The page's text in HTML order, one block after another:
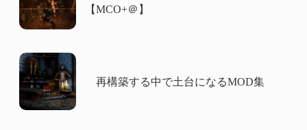
【MCO+＠】
再構築する中で土台になるMOD集